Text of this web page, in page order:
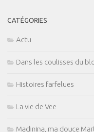
CATÉGORIES
Actu
Dans les coulisses du
Histoires farfelues
La vie de Vee
Madinina, ma douce